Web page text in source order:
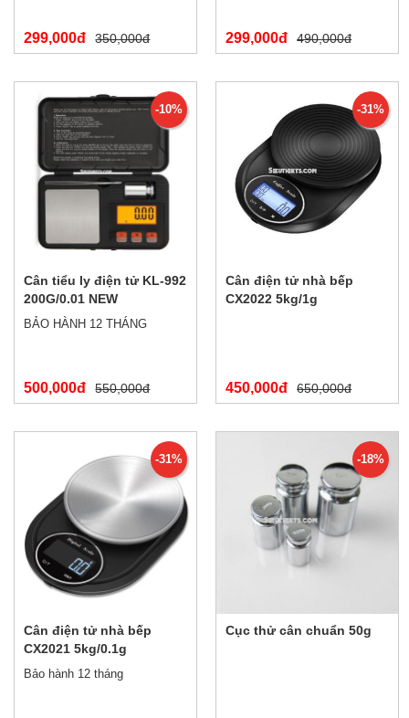
299,000đ 350,000đ 299,000đ 490,000đ
-10%
Cân tiểu ly điện tử KL-992
200G/0.01 NEW
BẢO HÀNH 12 THÁNG
500,000đ 550,000đ
-31%
Cân điện tử nhà bếp
CX2022 5kg/1g
450,000đ 650,000đ
-31%
Cân điện tử nhà bếp
CX2021 5kg/0.1g
Bảo hành 12 tháng
-18%
Cục thử cân chuẩn 50g